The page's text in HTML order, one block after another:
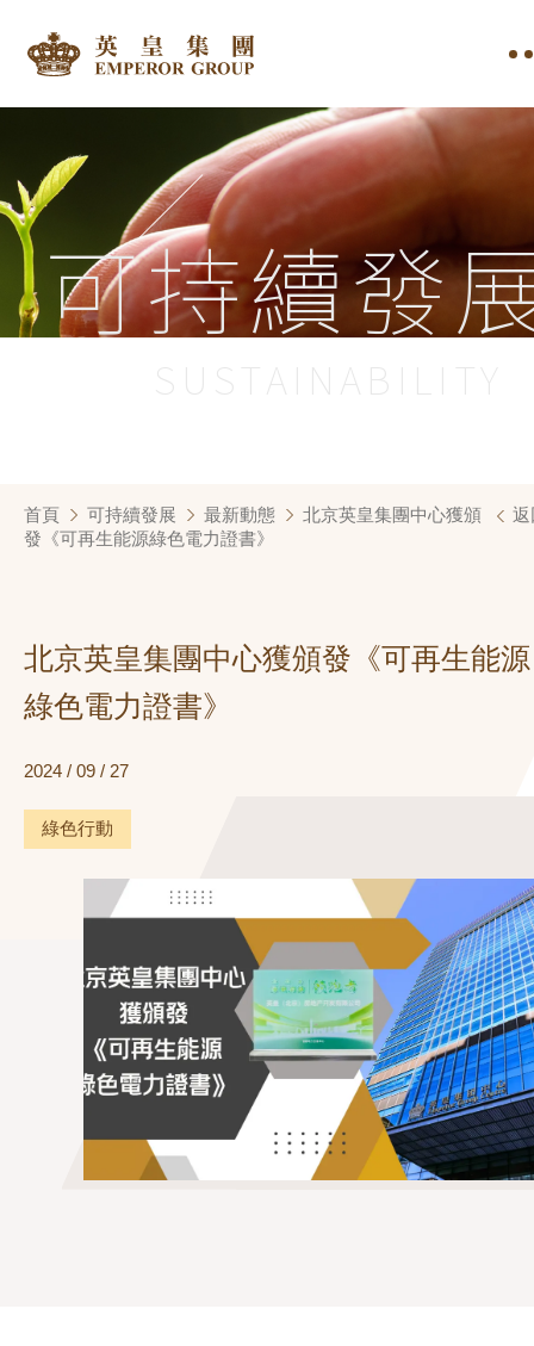
可持續發
返
首頁 可持續發展 最新動態
北京英皇集團中心獲頒
發《可再生能源綠色電力證書》
北京英皇集團中心獲頒發《可再生能源
綠色電力證書》
2024 / 09 / 27
綠色行動